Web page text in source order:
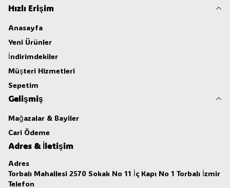
Hızlı Erişim
Anasayfa
Yeni Ürünler
İndirimdekiler
Müşteri Hizmetleri
Sepetim
Gelişmiş
Mağazalar & Bayiler
Cari Ödeme
Adres & İletişim
Adres
Torbalı Mahallesi 2570 Sokak No 11 İç Kapı No 1 Torbalı İzmir
Telefon